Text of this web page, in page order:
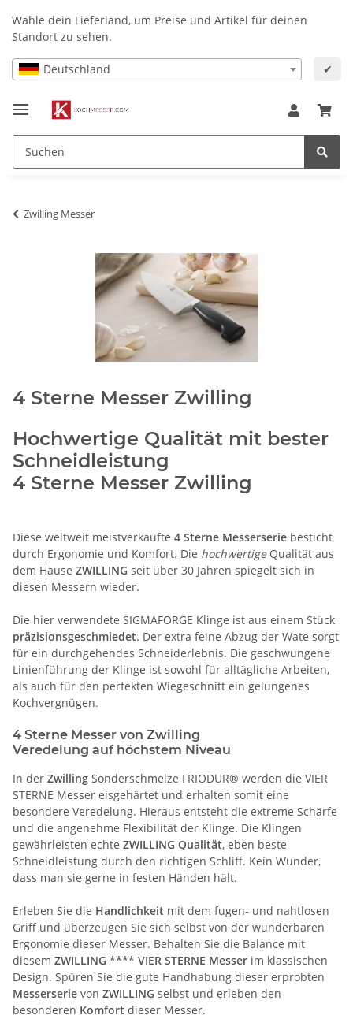
Wähle dein Lieferland, um Preise und Artikel für deinen
Standort zu sehen.
Deutschland ✔
Zwilling Messer
4 Sterne Messer Zwilling
Hochwertige Qualität mit bester
Schneidleistung
4 Sterne Messer Zwilling
Diese weltweit meistverkaufte 4 Sterne Messerserie besticht
durch Ergonomie und Komfort. Die hochwertigeQualität aus
dem Hause ZWILLING seit über 30 Jahren spiegelt sich in
diesen Messern wieder.
Die hier verwendete SIGMAFORGE Klinge ist aus einem Stück
präzisionsgeschmiedet. Der extra feine Abzug der Wate sorgt
für ein durchgehendes Schneiderlebnis. Die geschwungene
Linienführung der Klinge ist sowohl für alltägliche Arbeiten,
als auch für den perfekten Wiegeschnitt ein gelungenes
Kochvergnügen.
4 Sterne Messer von Zwilling
Veredelung auf höchstem Niveau
In der Zwilling Sonderschmelze FRIODUR® werden die VIER
STERNE Messer eisgehärtet und erhalten somit eine
besondere Veredelung. Hieraus entsteht die extreme Schärfe
und die angenehme Flexibilität der Klinge. Die Klingen
gewährleisten echte ZWILLING Qualität, eben beste
Schneidleistung durch den richtigen Schliff. Kein Wunder,
dass man sie gerne in festen Händen hält.
Erleben Sie die Handlichkeit mit dem fugen- und nahtlosen
Griff und überzeugen Sie sich selbst von der wunderbaren
Ergonomie dieser Messer. Behalten Sie die Balance mit
diesem ZWILLING **** VIER STERNE Messer im klassischen
Design. Spüren Sie die gute Handhabung dieser erprobten
Messerserie von ZWILLING selbst und erleben den
besonderen Komfort dieser Messer.